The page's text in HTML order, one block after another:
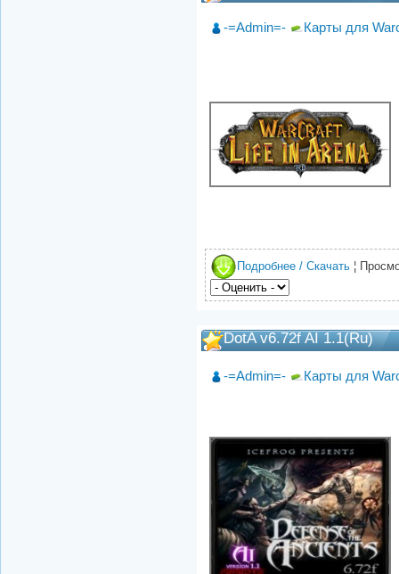
-=Admin=- Карты для
Подробнее / Скачать ¦
DotA v6.72f AI 1.1(Ru)
-=Admin=- Карты для